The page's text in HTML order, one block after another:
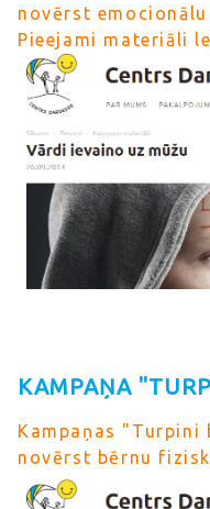
novērst
Pieejami materiāli
KAMPAŅA
Kampaņas "Turpini
novērst bērnu